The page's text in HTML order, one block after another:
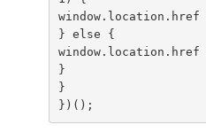
window.location.href
} else {
window.location.href
}
}
})();